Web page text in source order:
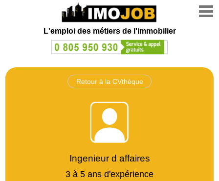
L'emploi des métiers de l'immobilier
Retour à la CVthèque
Ingenieur d affaires
3 à 5 ans d'expérience